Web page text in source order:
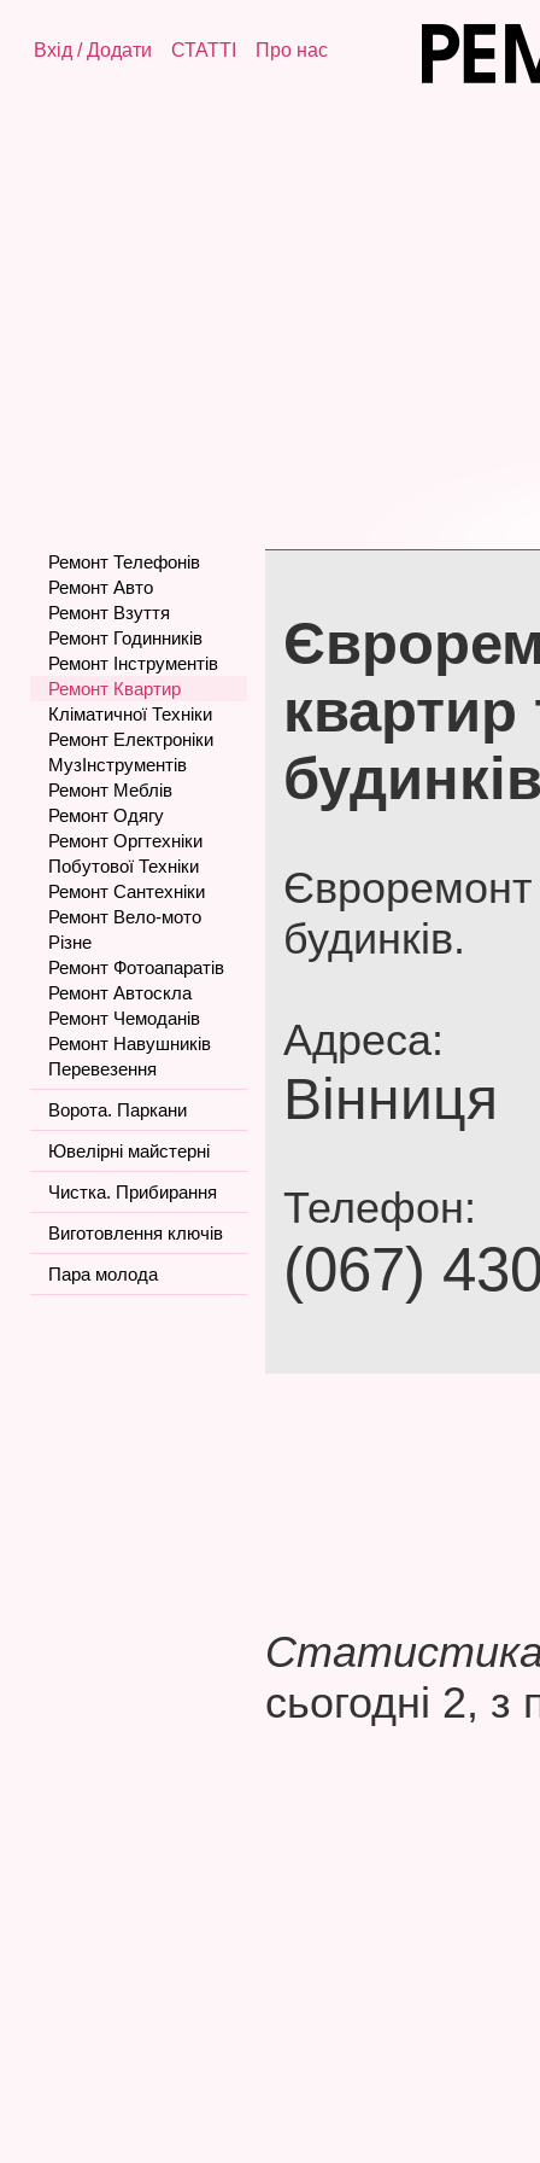
Вхід /Додати СТАТТІ Про нас
Ремонт Телефонів
Ремонт Авто
Ремонт Взуття
Ремонт Годинників
Ремонт Інструментів
Ремонт Квартир
Кліматичної Техніки
Ремонт Електроніки
МузІнструментів
Ремонт Меблів
Ремонт Одягу
Ремонт Оргтехніки
Побутової Техніки
Ремонт Сантехніки
Ремонт Вело-мото
Різне
Ремонт Фотоапаратів
Ремонт Автоскла
Ремонт Чемоданів
Ремонт Навушників
Перевезення
Ворота. Паркани
Ювелірні майстерні
Чистка. Прибирання
Виготовлення ключів
Пара молода
квартир
Євроремонт
будинків.
Адреса:
Вінниця
Телефон:
(067)
Статистика
сьогодні 2, з